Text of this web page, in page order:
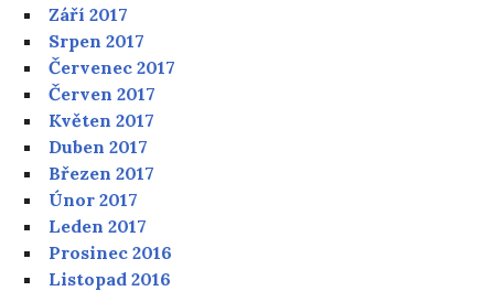
Září 2017
Srpen 2017
Červenec 2017
Červen 2017
Květen 2017
Duben 2017
Březen 2017
Únor 2017
Leden 2017
Prosinec 2016
Listopad 2016